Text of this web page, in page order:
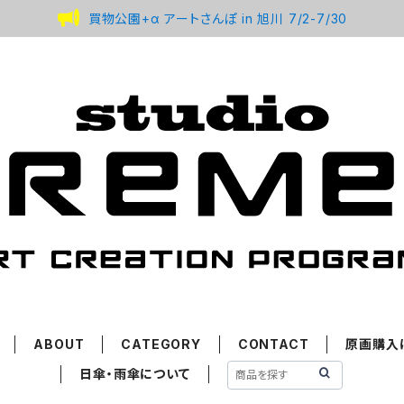
買物公園+α アートさんぽ in 旭川 7/2-7/30
ABOUT CATEGORY CONTACT
原画購入
日傘・雨傘について